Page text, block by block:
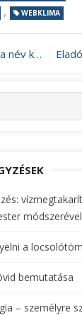
, WEBKLIMA
kötelez
módszerével
a
bemutatása
– személyre